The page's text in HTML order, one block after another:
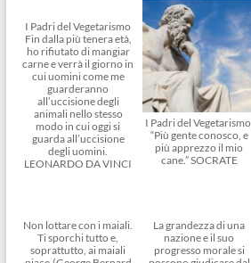
I Padri del Vegetarismo
Fin dalla più tenera età,
ho rifiutato di mangiar
carne e verrà il giorno in
cui uomini come me
guarderanno
all’uccisione degli
animali nello stesso
modo in cui oggi si
guarda all’uccisione
degli uomini.
LEONARDO DA VINCI
I Padri del Vegetarismo.
“Più gente conosco, e
più apprezzo il mio
cane.” SOCRATE
Non lottare con i maiali.
Ti sporchi tutto e,
soprattutto, ai maiali
La grandezza di una
nazione e il suo
progresso morale si